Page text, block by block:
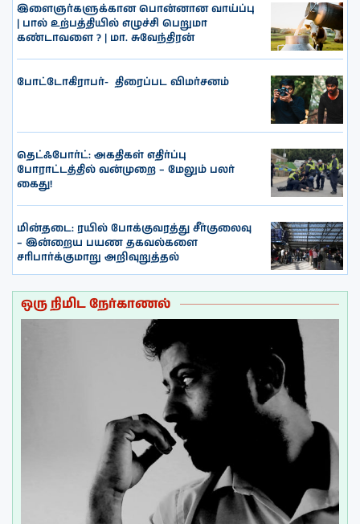
இளைஞர்களுக்கான பொன்னான வாய்ப்பு
| பால் உற்பத்தியில் எழுச்சி பெறுமா
கண்டாவளை ? | மா. சுவேந்திரன்
போட்டோகிராபர்- ‌ திரைப்பட விமர்சனம்
தெட்ஃபோர்ட்: அகதிகள் எதிர்ப்பு
போராட்டத்தில் வன்முறை – மேலும் பலர்
கைது!
மின்தடை: ரயில் போக்குவரத்து சீர்குலைவு
– இன்றைய பயண தகவல்களை
சரிபார்க்குமாறு அறிவுறுத்தல்
ஒரு நிமிட நேர்காணல்